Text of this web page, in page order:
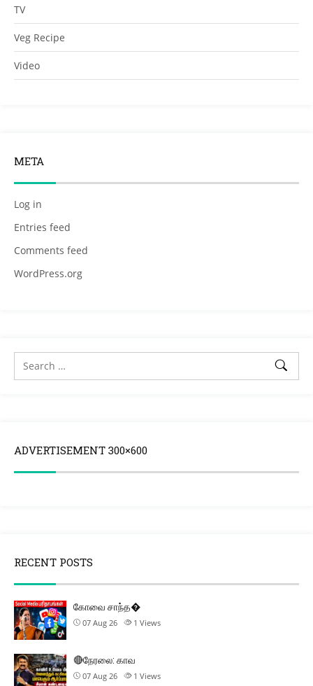
TV
Veg Recipe
Video
META
Log in
Entries feed
Comments feed
WordPress.org
ADVERTISEMENT 300×600
RECENT POSTS
கோவை சாந்த�
07 Aug 26 1 Views
🔴நேரலை: காவ
07 Aug 26 1 Views